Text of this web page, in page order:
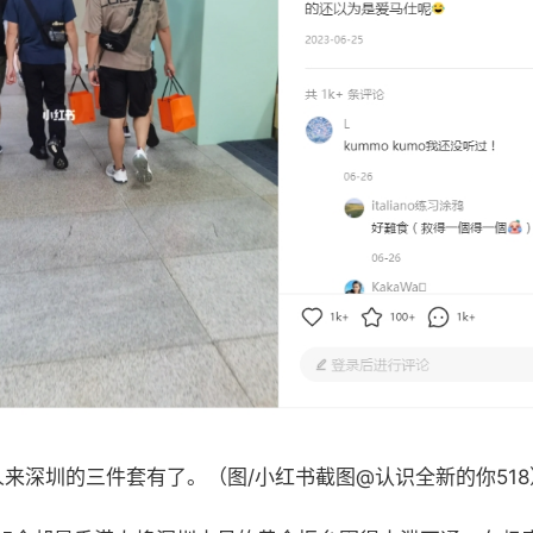
深圳的三件套有了。（图/小红书截图@认识全新的你